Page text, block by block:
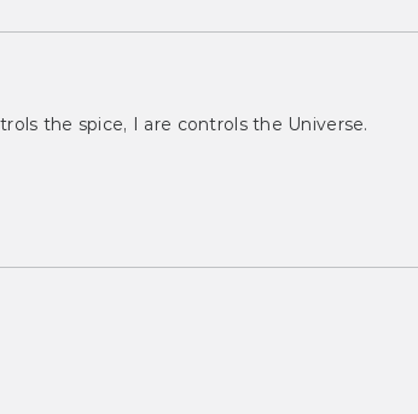
the spice, I are controls the Universe.